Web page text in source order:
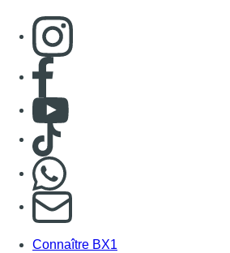
Consulter page Instagram
Consulter page Facebook
Consulter Youtube
Consulter TikTok
S'abonner à notre newsletter
Connaître BX1